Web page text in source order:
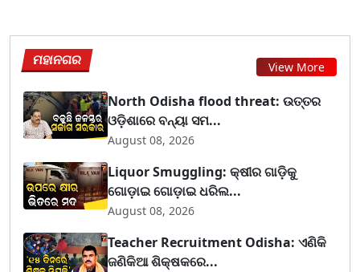
ମହାନଗର View More
North Odisha flood threat: ଉତ୍ତର
ଓଡ଼ିଶାରେ ବନ୍ୟା ସମ...
August 08, 2026
Liquor Smuggling: କ୍ଷୀର ଗାଡ଼ିକୁ
ଗୋଡ଼ାଇ ଗୋଡ଼ାଇ ଧରିଲ...
August 08, 2026
Teacher Recruitment Odisha: ଏଣିକି
ଜଣିକିଆ ଶିକ୍ଷକରେ...